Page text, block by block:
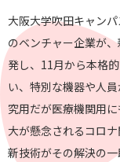
大阪大学吹田キャン
のベンチャー企業が
発し、11月から本格
い、特別な機器や人
究用だが医療機関用
大が懸念されるコロ
新技術がその解決の一